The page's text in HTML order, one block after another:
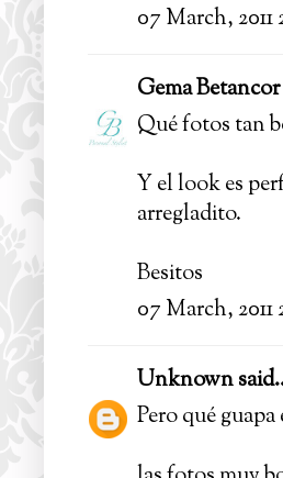
07 March, 2011
Gema Betancor
Qué fotos tan
Y el look es
arregladito.
Besitos
07 March, 2011
Unknown
Pero qué